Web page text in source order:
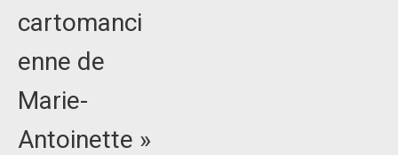
cartomanci
enne de
Marie-
Antoinette »